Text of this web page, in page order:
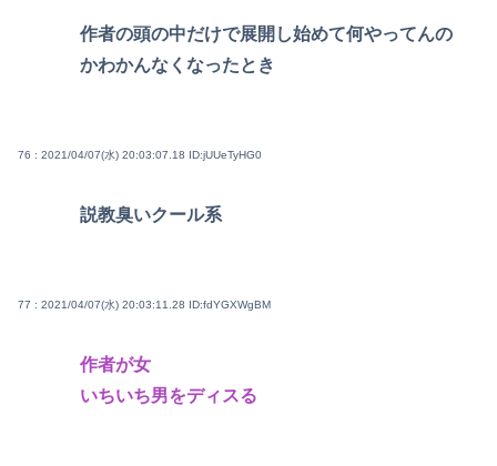
作者の頭の中だけで展開し始めて何やってんの
かわかんなくなったとき
76 : 2021/04/07(水) 20:03:07.18 ID:jUUeTyHG0
説教臭いクール系
77 : 2021/04/07(水) 20:03:11.28 ID:fdYGXWgBM
作者が女
いちいち男をディスる